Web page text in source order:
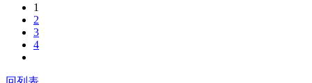
1
2
3
4